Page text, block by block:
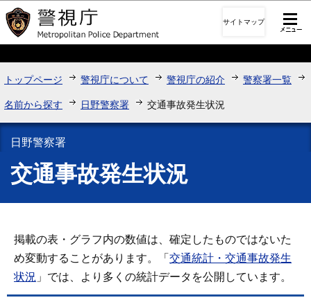
このページの本文へ移動
サイトマップ
トップページ 警視庁について 警視庁の紹介 警察署一覧
名前から探す 日野警察署 交通事故発生状況
日野警察署
交通事故発生状況
掲載の表・グラフ内の数値は、確定したものではないた
め変動することがあります。「 交通統計・交通事故発生
状況 」では、より多くの統計データを公開しています。